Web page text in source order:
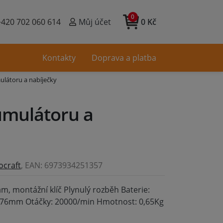
702 060 614 Můj účet 0 Kč
0
a nabíječky
a
, EAN: 6973934251357
montážní klíč Plynulý rozběh Baterie:
Otáčky: 20000/min Hmotnost: 0,65Kg
Kontakty Doprava a platba